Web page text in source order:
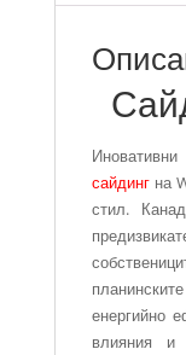
сайдингна
стил.
енергийно
влияния и